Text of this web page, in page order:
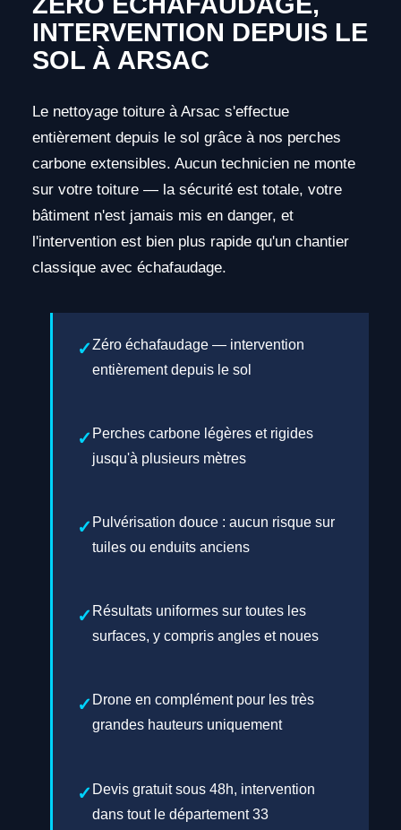
INTERVENTION DEPUIS LE
SOL À ARSAC
Le nettoyage toiture à Arsac s'effectue
entièrement depuis le sol grâce à nos perches
carbone extensibles. Aucun technicien ne monte
sur votre toiture — la sécurité est totale, votre
bâtiment n'est jamais mis en danger, et
l'intervention est bien plus rapide qu'un chantier
classique avec échafaudage.
Zéro échafaudage — intervention
entièrement depuis le sol
Perches carbone légères et rigides
jusqu'à plusieurs mètres
Pulvérisation douce : aucun risque sur
tuiles ou enduits anciens
Résultats uniformes sur toutes les
surfaces, y compris angles et noues
Drone en complément pour les très
grandes hauteurs uniquement
Devis gratuit sous 48h, intervention
dans tout le département 33